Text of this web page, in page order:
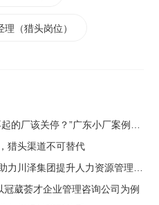
理（猎头岗位）
猎头渠道不可替代
葳荟才企业管理咨询公司为例